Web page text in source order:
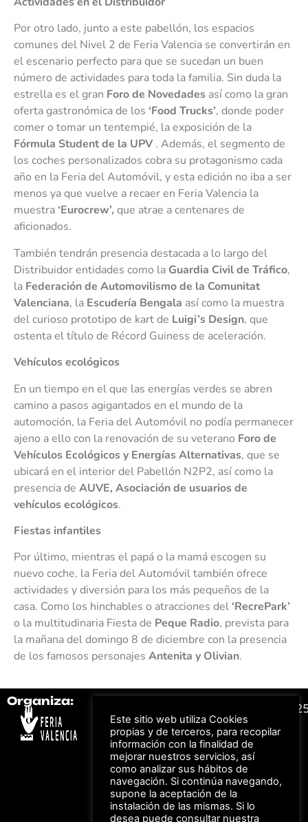
Por otro lado, junto a este pabellón, los espacios
comunes del Nivel 2 de Feria Valencia se convertirán en
el escenario perfecto para que se sucedan un buen
número de actividades para toda la familia. Sin duda la
estrella es el gran Foro de Novedades así como la gran
oferta gastronómica de los ‘Food Trucks’, donde poder
comer o tomar un tentempié, la exposición de la
Fórmula Student de la UPV . Además, el segmento de
los coches personalizados cobra su protagonismo cada
año en la Feria del Automóvil, y esta edición no iba a ser
menos ya que vuelve a recaer en Feria Valencia la
muestra‘Eurocrew’, que atrae a centenares de
aficionados.
También tendrán presencia destacada a lo largo del
Distribuidor entidades como la Guardia Civil de Tráfico,
la Federación de Automovilismo de la Comunitat
Valenciana, la Escudería Bengala así como la muestra
del curioso prototipo de kart de Luigi’s Design, que
ostenta el título de Récord Guiness de aceleración.
Vehículos ecológicos
En un tiempo en el que las energías verdes se abren
camino a pasos agigantados en el mundo de la
automoción, la Feria del Automóvil no podía permanecer
ajeno a ello con la renovación de su veterano Foro de
Vehículos Ecológicos y Energías Alternativas, que se
ubicará en el interior del Pabellón N2P2, así como la
presencia de AUVE, Asociación de usuarios de
vehículos ecológicos.
Fiestas infantiles
Por último, mientras el papá o la mamá escogen su
nuevo coche, la Feria del Automóvil también ofrece
actividades y diversión para los más pequeños de la
casa. Como los hinchables o atracciones del‘RecrePark’
o la multitudinaria Fiesta de Peque Radio, prevista para
la mañana del domingo 8 de diciembre con la presencia
de los famosos personajes Antenita y Olivian.
Organiza: Colabora:
Bonos descuento para
los viajes a ferias
organizadas por Feria
Valencia al obtener tu
entrada
Aviso Legal –
de Privacidad
© Feria Valencia, todos
los derechos reservados
Este sitio web utiliza Cookies
propias y de terceros, para recopilar
información con la finalidad de
mejorar nuestros servicios, así
como analizar sus hábitos de
navegación. Si continúa navegando,
supone la aceptación de la
instalación de las mismas. Si lo
desea puede consultar nuestra